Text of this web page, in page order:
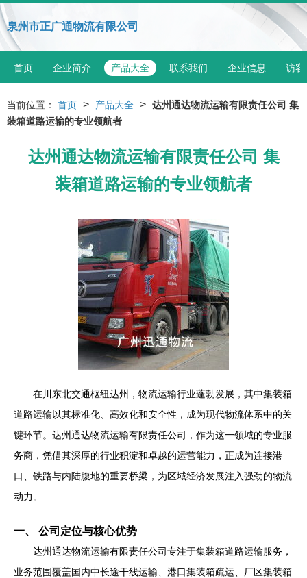
泉州市正广通物流有限公司
首页 企业简介 产品大全 联系我们 企业信息 访客
当前位置： 首页 > 产品大全 > 达州通达物流运输有限责任公司 集
装箱道路运输的专业领航者
达州通达物流运输有限责任公司 集
装箱道路运输的专业领航者
在川东北交通枢纽达州，物流运输行业蓬勃发展，其中集装箱
道路运输以其标准化、高效化和安全性，成为现代物流体系中的关
键环节。达州通达物流运输有限责任公司，作为这一领域的专业服
务商，凭借其深厚的行业积淀和卓越的运营能力，正成为连接港
口、铁路与内陆腹地的重要桥梁，为区域经济发展注入强劲的物流
动力。
一、 公司定位与核心优势
达州通达物流运输有限责任公司专注于集装箱道路运输服务，
业务范围覆盖国内中长途干线运输、港口集装箱疏运、厂区集装箱